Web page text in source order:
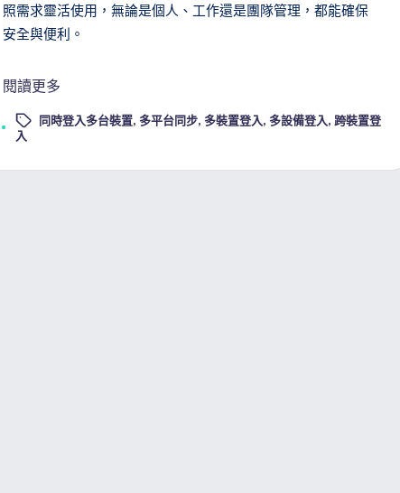
照需求靈活使用，無論是個人、工作還是團隊管理，都能確保
安全與便利。
閱讀更多
Tags: 同時登入多台裝置, 多平台同步, 多裝置登入, 多設備登入, 跨裝置登
入